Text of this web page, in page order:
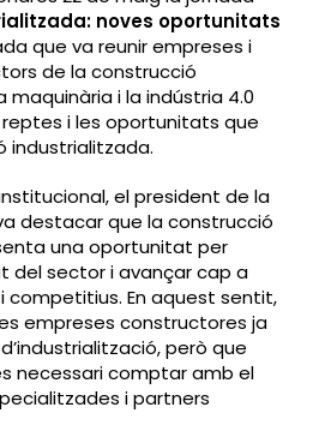
noves oportunitats
que va reunir empreses i
de la construcció
maquinària i la indústria 4.0
i les oportunitats que
industrialitzada.
el president de la
destacar que la construcció
una oportunitat per
del sector i avançar cap a
competitius. En aquest sentit,
empreses constructores ja
però que
necessari comptar amb el
i partners